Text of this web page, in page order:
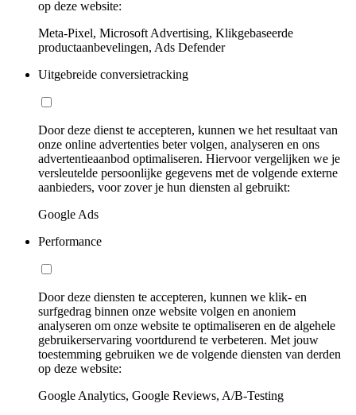
op deze website:
Meta-Pixel, Microsoft Advertising, Klikgebaseerde
productaanbevelingen, Ads Defender
Uitgebreide conversietracking
Door deze dienst te accepteren, kunnen we het resultaat van
onze online advertenties beter volgen, analyseren en ons
advertentieaanbod optimaliseren. Hiervoor vergelijken we je
versleutelde persoonlijke gegevens met de volgende externe
aanbieders, voor zover je hun diensten al gebruikt:
Google Ads
Performance
Door deze diensten te accepteren, kunnen we klik- en
surfgedrag binnen onze website volgen en anoniem
analyseren om onze website te optimaliseren en de algehele
gebruikerservaring voortdurend te verbeteren. Met jouw
toestemming gebruiken we de volgende diensten van derden
op deze website:
Google Analytics, Google Reviews, A/B-Testing